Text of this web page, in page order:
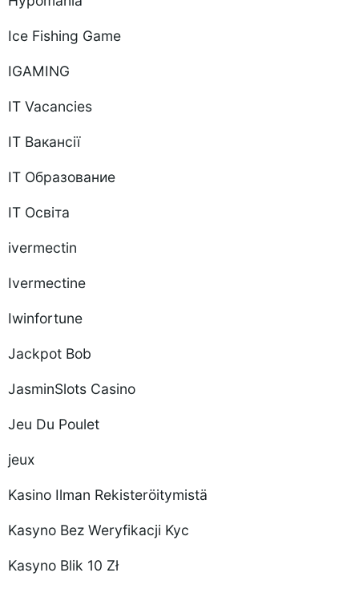
Ice Fishing Game
IGAMING
IT Vacancies
IT Вакансії
IT Образование
IT Освіта
ivermectin
Ivermectine
Iwinfortune
Jackpot Bob
JasminSlots Casino
Jeu Du Poulet
jeux
Kasino Ilman Rekisteröitymistä
Kasyno Bez Weryfikacji Kyc
Kasyno Blik 10 Zł